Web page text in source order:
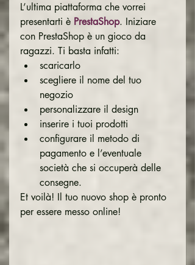
L’ultima piattaforma che vorrei
presentarti è PrestaShop. Iniziare
con PrestaShop è un gioco da
ragazzi. Ti basta infatti:
scaricarlo
scegliere il nome del tuo
negozio
personalizzare il design
inserire i tuoi prodotti
configurare il metodo di
pagamento e l’eventuale
società che si occuperà delle
consegne.
Et voilà! Il tuo nuovo shop è pronto
per essere messo online!